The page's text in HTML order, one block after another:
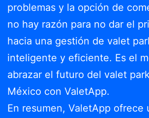
problemas y la opción de
no hay razón para no dar el
hacia una gestión de valet
inteligente y eficiente. Es el
abrazar el futuro del valet
México con ValetApp.
En resumen, ValetApp ofrece